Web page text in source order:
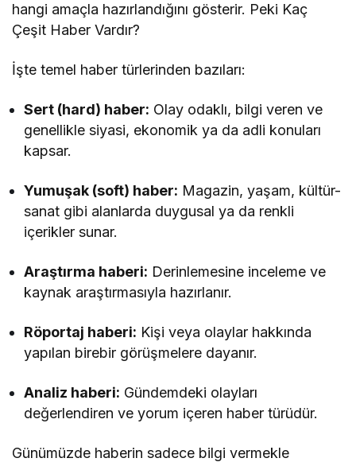
hangi amaçla hazırlandığını gösterir. Peki Kaç
Çeşit Haber Vardır?
İşte temel haber türlerinden bazıları:
Sert (hard) haber: Olay odaklı, bilgi veren ve
genellikle siyasi, ekonomik ya da adli konuları
kapsar.
Yumuşak (soft) haber: Magazin, yaşam, kültür-
sanat gibi alanlarda duygusal ya da renkli
içerikler sunar.
Araştırma haberi: Derinlemesine inceleme ve
kaynak araştırmasıyla hazırlanır.
Röportaj haberi: Kişi veya olaylar hakkında
yapılan birebir görüşmelere dayanır.
Analiz haberi: Gündemdeki olayları
değerlendiren ve yorum içeren haber türüdür.
Günümüzde haberin sadece bilgi vermekle